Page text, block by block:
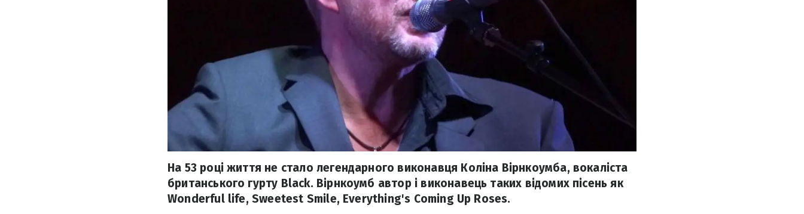
На 53 році життя не стало легендарного виконавця Коліна Вірнкоумба, вокаліста
британського гурту Black. Вірнкоумб автор і виконавець таких відомих пісень як
Wonderful life, Sweetest Smile, Everything's Coming Up Roses.